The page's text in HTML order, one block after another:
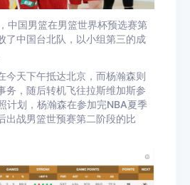
中国男篮在男篮世界杯预选赛第
了中国台北队，以小组第三的成
今天下午抵达北京，而杨瀚森则
务，随后转机飞往拉斯维加斯参
计划，杨瀚森在参加完NBA夏季
出战男篮世预赛第二阶段的比